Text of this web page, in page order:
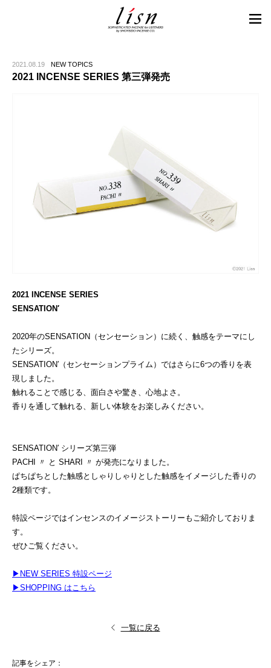
2021.08.19 NEW TOPICS
2021 INCENSE SERIES 第三弾発売
2021 INCENSE SERIES
SENSATION′
2020年のSENSATION（センセーション） に続く、触感をテーマにし
たシリーズ。
SENSATION′（センセーションプライム）ではさらに6つの香りを表
現しました。
触れることで感じる、面白さや驚き、心地よさ。
香りを通して触れる、新しい体験をお楽しみください。
SENSATION′ シリーズ第三弾
PACHI 〃 と SHARI 〃 が発売になりました。
ぱちぱちとした触感としゃりしゃりとした触感をイメージした香りの
2種類です。
特設ページではインセンスのイメージストーリーもご紹介しておりま
す。
ぜひご覧ください。
▶︎NEW SERIES 特設ページ
▶︎SHOPPING はこちら
一覧に戻る
記事をシェア：